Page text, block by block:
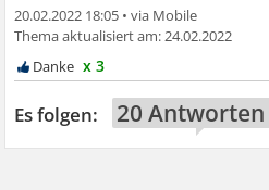
20.02.2022 18:05 •
24.02.2022
x 3
20 Antworten